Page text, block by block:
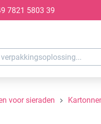
hoofdnavigatie
7821 5803 39
voor sieraden